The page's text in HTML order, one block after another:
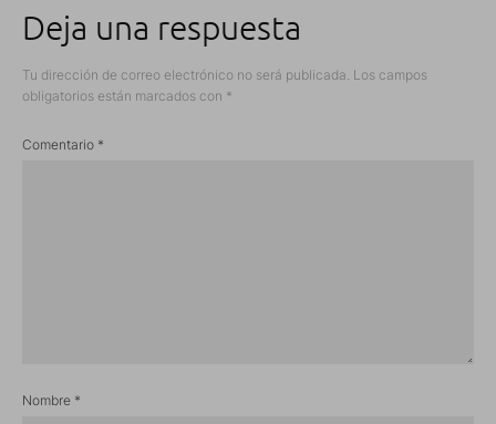
Deja una respuesta
Tu dirección de correo electrónico no será publicada. Los campos
obligatorios están marcados con *
Comentario *
Nombre *